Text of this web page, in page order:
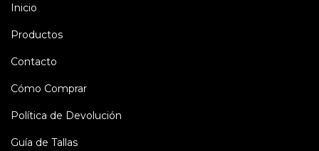
Inicio
Productos
Contacto
Cómo Comprar
Política de Devolución
Guía de Tallas